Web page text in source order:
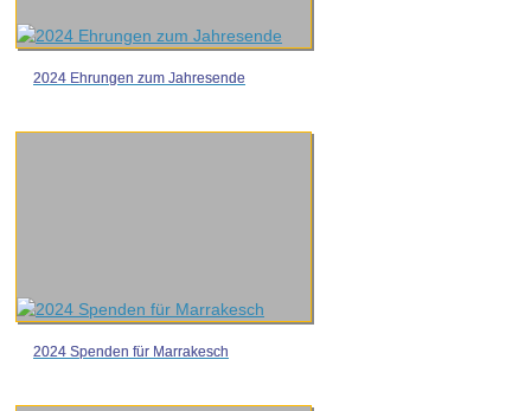
2024 Ehrungen zum Jahresende
2024 Spenden für Marrakesch